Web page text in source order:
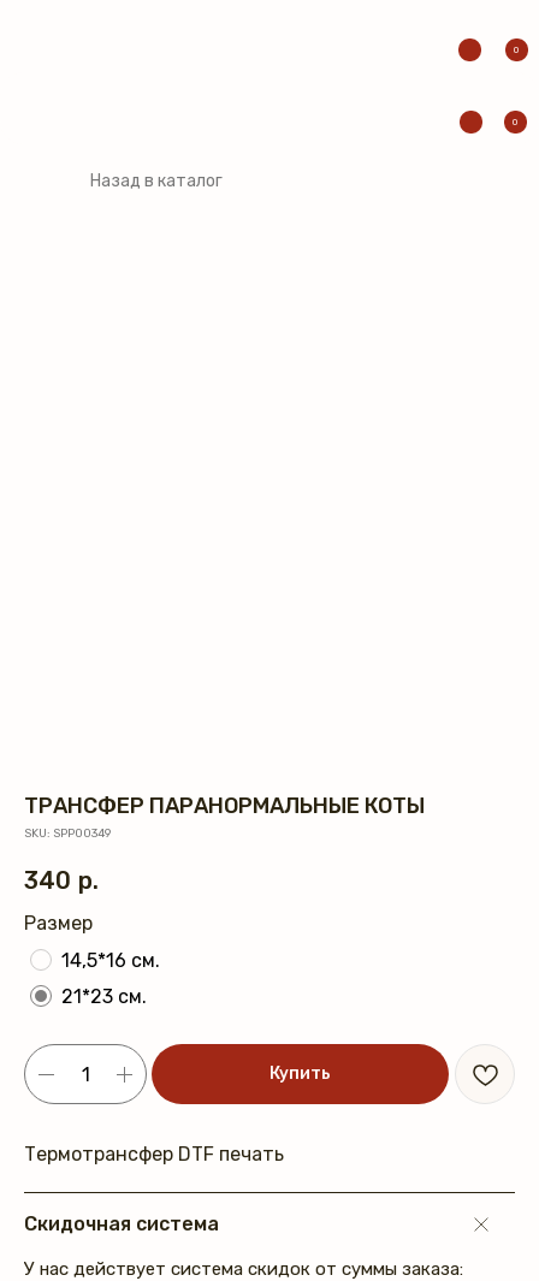
0
0
Назад в каталог
ТРАНСФЕР ПАРАНОРМАЛЬНЫЕ КОТЫ
SKU: SPP00349
340 р.
Размер
14,5*16 см.
21*23 см.
Купить
Термотрансфер DTF печать
Скидочная система
У нас действует система скидок от суммы заказа: